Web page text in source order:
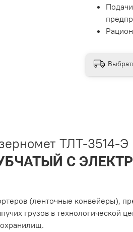
ТЛТ-3514-Э
С
(ленточные конвейеры),
грузов в технологической